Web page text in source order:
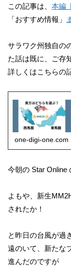
この記事は、 本編
「おすすめ情報」
サラワク州独自の
た話は既に、ご存
詳しくはこちらの
one-digi-one.com
今朝の Star Online
よもや、新生
されたか！
と昨日の台風が過
遠のいて、新たな
進んだのですが